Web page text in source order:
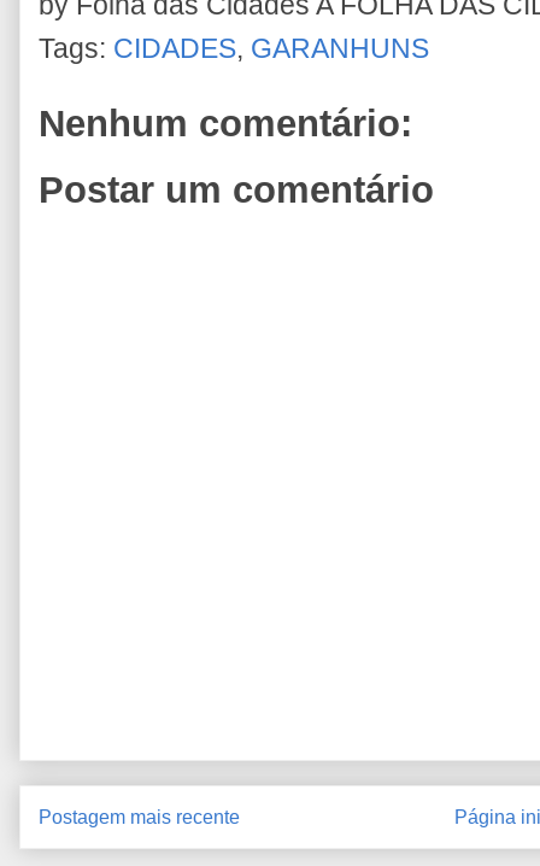
Tags: CIDADES, GARANHUNS
Nenhum comentário:
Postar um comentário
Postagem mais recente Página